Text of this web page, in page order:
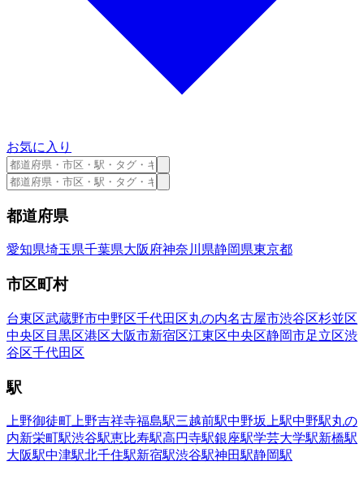
お気に入り
都道府県
愛知県埼玉県千葉県大阪府神奈川県静岡県東京都
市区町村
台東区武蔵野市中野区千代田区丸の内名古屋市渋谷区杉並区
中央区 目黒区港区大阪市新宿区江東区中央区静岡市足立区渋
谷区千代田区
駅
上野御徒町 上野吉祥寺福島駅三越前駅中野坂上駅中野駅丸の
内新栄町駅渋谷駅恵比寿駅高円寺駅銀座駅学芸大学駅新橋駅
大阪駅中津駅北千住駅新宿駅渋谷駅神田駅静岡駅